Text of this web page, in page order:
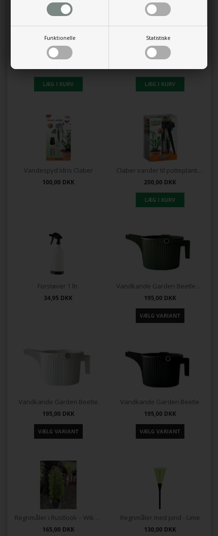
Funktionelle Statistiske
Mængderabat
Vandespyd Idris Claber
100,00 DKK
Claber vander til potteplanter "IDRIS"
200,00 DKK
Forstøver 1 ltr.
34,95 DKK
Vandkande Garden Beetle Green
195,00 DKK
Vandkande Garden Beetle
195,00 DKK
Vandkande Garden Beetle
195,00 DKK
Regnmåler i Rustlook – Wikholmform
165,00 DKK
Regnmåler med pind - Lime
130,00 DKK